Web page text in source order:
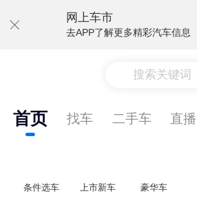
网上车市
去APP了解更多精彩汽车信息
搜索关键词
首页 找车 二手车 直播
条件选车 上市新车 豪华车